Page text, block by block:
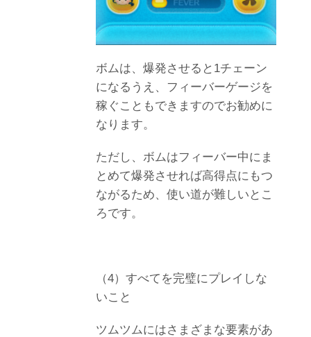
ボムは、爆発させると1チェーン
になるうえ、フィーバーゲージを
稼ぐこともできますのでお勧めに
なります。
ただし、ボムはフィーバー中にま
とめて爆発させれば高得点にもつ
ながるため、使い道が難しいとこ
ろです。
（4）すべてを完璧にプレイしな
いこと
ツムツムにはさまざまな要素があ